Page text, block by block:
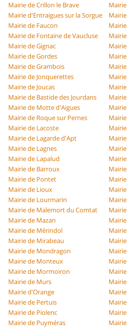
Mairie de Crillon le Brave
Mairie d'Entraigues sur la Sorgue
Mairie de Faucon
Mairie
Mairie de Fontaine de Vaucluse
Mairie
Mairie de Gignac
Mairie
Mairie de Gordes
Mairie de Grambois
Mairie de Jonquerettes
Mairie
Mairie de Joucas
Mairie
Mairie de Bastide des Jourdans
Mairie de Motte d'Aigues
Mairie
Mairie de Roque sur Pernes
Mairie de Lacoste
Mairie
Mairie de Lagarde d'Apt
Mairie
Mairie de Lagnes
Mairie de Lapalud
Mairie de Barroux
Mairie
Mairie de Pontet
Mairie de Lioux
Mairie de Lourmarin
Mairie de Malemort du Comtat
Mairie de Mazan
Mairie de Mérindol
Mairie de Mirabeau
Mairie de Mondragon
Mairie de Monteux
Mairie de Mormoiron
Mairie de Murs
Mairie d'Orange
Mairie
Mairie de Pertuis
Mairie de Piolenc
Mairie de Puyméras